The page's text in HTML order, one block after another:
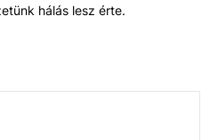
hálás lesz érte.